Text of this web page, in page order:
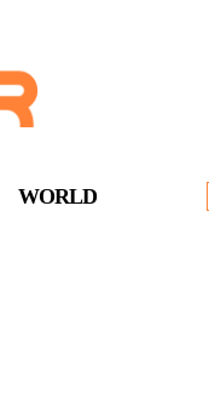
WORLD